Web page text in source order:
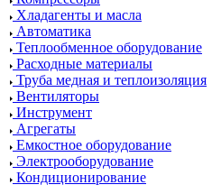
Хладагенты и масла
Автоматика
Теплообменное оборудование
Расходные материалы
Труба медная и теплоизоляция
Вентиляторы
Инструмент
Агрегаты
Емкостное оборудование
Электрооборудование
Кондиционирование